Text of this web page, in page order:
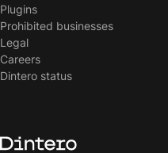
Plugins
Prohibited businesses
Legal
Careers
Dintero status